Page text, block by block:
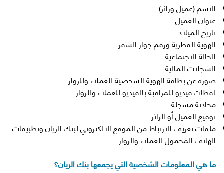
الاسم (عميل وزائر)
عنوان العميل
تاريخ الميلاد
الهوية القطرية ورقم جواز السفر
الحالة الاجتماعية
السجلات المالية
صورة عن بطاقة الهوية الشخصية للعملاء وللزوار
لقطات فيديو للمراقبة بالفيديو للعملاء وللزوار
محادثة مسجلة
توقيع العميل أو الزائر
ملفات تعريف الارتباط من الموقع الالكتروني لبنك الريان وتطبيقات
الهاتف المحمول للعملاء والزوار
ما هي المعلومات الشخصية التي يجمعها بنك الريان؟